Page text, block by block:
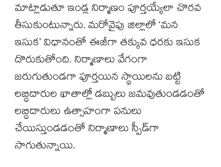
మాట్లాడుతూ ఇండ్ల నిర్మాణం పూర్తయ్యేలా చొరవ
తీసుకుంటున్నారు. మరోవైపు జిల్లాలో ‘మన
ఇసుక’ విధానంతో ఈజీగా తక్కువ ధరకు ఇసుక
దొరుకుతోంది. నిర్మాణాలు వేగంగా
జరుగుతుండగా పూర్తయిన స్థాయిలను బట్టి
లబ్ధిదారుల ఖాతాల్లో డబ్బులు జమవుతుండడంతో
లబ్ధిదారులు ఉత్సాహంగా పనులు
చేయిస్తుండడంతో నిర్మాణాలు స్పీడ్‌‌గా
సాగుతున్నాయి.